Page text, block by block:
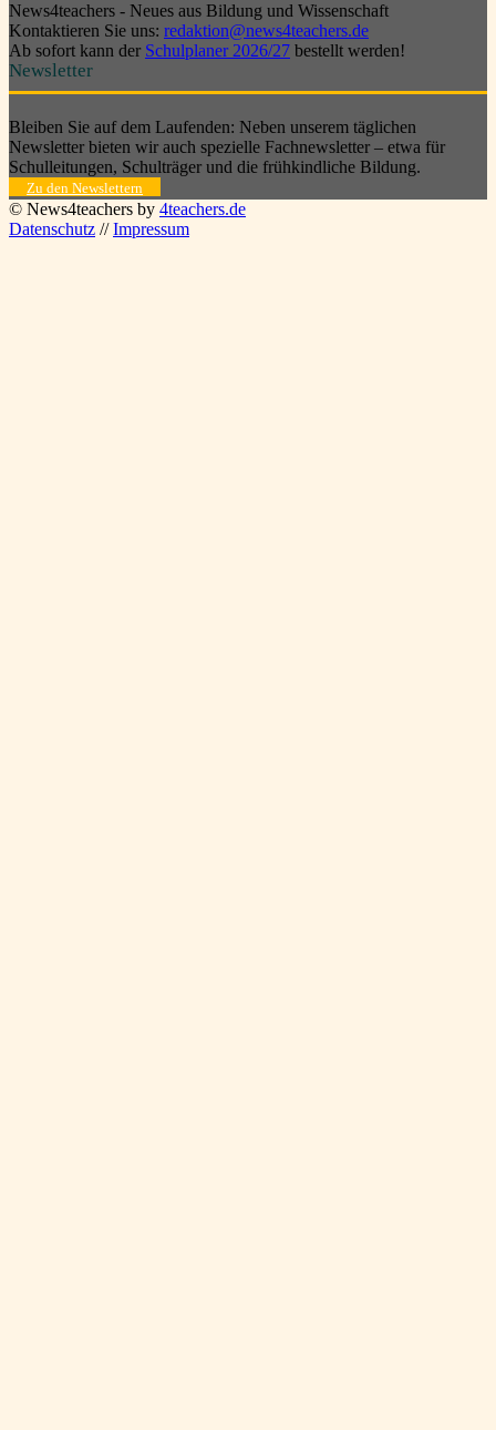
News4teachers - Neues aus Bildung und Wissenschaft
Kontaktieren Sie uns: redaktion@news4teachers.de
Ab sofort kann der Schulplaner 2026/27 bestellt werden!
Newsletter
Bleiben Sie auf dem Laufenden: Neben unserem täglichen
Newsletter bieten wir auch spezielle Fachnewsletter – etwa für
Schulleitungen, Schulträger und die frühkindliche Bildung.
Zu den Newslettern
© News4teachers by 4teachers.de
Datenschutz //Impressum